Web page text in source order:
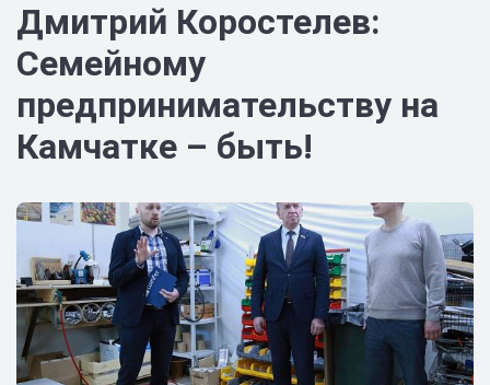
Дмитрий Коростелев:
Семейному
предпринимательству на
Камчатке – быть!